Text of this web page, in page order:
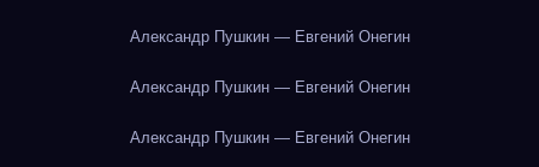
Александр Пушкин — Евгений Онегин
Александр Пушкин — Евгений Онегин
Александр Пушкин — Евгений Онегин